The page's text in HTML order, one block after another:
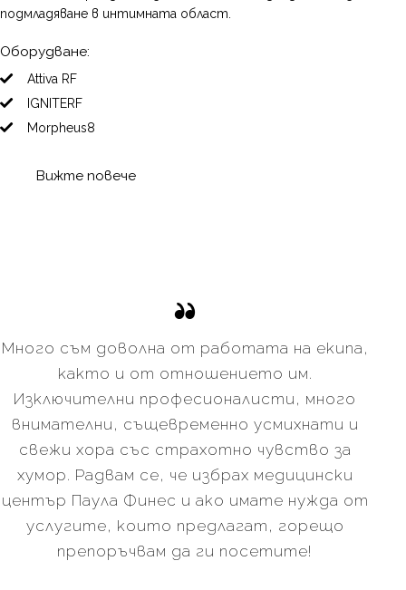
подмладяване в интимната област.
Оборудване:
Attiva RF
IGNITERF
Morpheus8
Вижте повече
Много съм доволна от работата на екипа,
както и от отношението им.
Изключителни професионалисти, много
внимателни, същевременно усмихнати и
свежи хора със страхотно чувство за
хумор. Радвам се, че избрах медицински
център Паула Финес и ако имате нужда от
услугите, които предлагат, горещо
препоръчвам да ги посетите!